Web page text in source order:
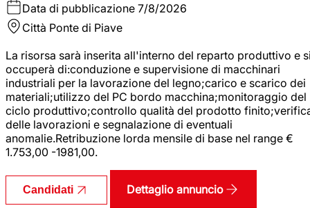
Data di pubblicazione 7/8/2026
Città Ponte di Piave
La risorsa sarà inserita all'interno del reparto produttivo e
occuperà di:conduzione e supervisione di macchinari
industriali per la lavorazione del legno;carico e scarico dei
materiali;utilizzo del PC bordo macchina;monitoraggio del
ciclo produttivo;controllo qualità del prodotto
delle lavorazioni e segnalazione di eventuali
anomalie.Retribuzione lorda mensile di base nel range €
1.753,00 -1981,00.
Candidati Dettaglio annuncio